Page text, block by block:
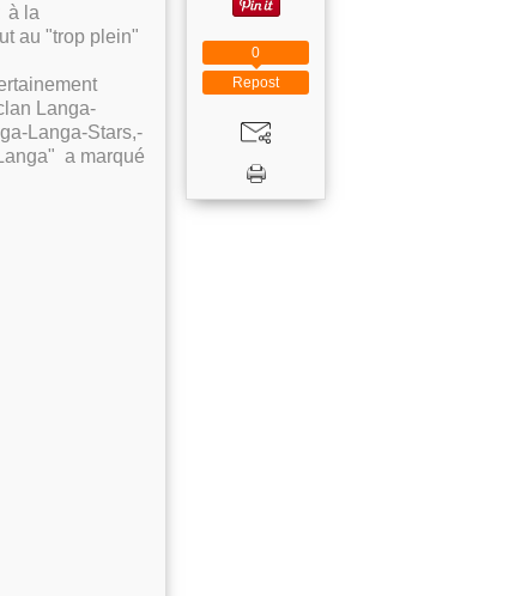
à la
au "trop plein"
Langa-
Langa-Stars,-
a marqué
Repost
0